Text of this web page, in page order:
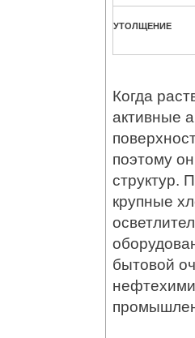
УТОЛЩЕНИЕ
Когда
активные
поэтому
структур.
крупные
бытовой